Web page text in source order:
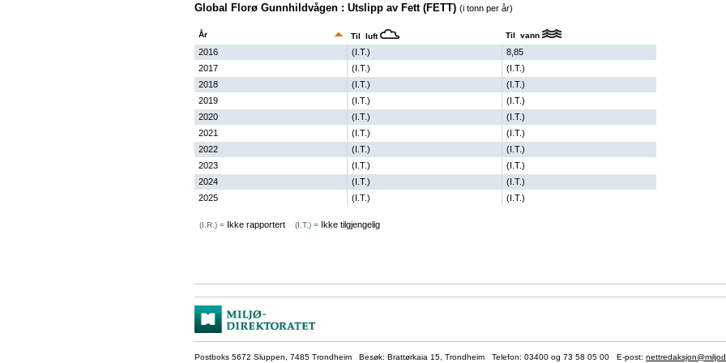
Global Florø Gunnhildvågen : Utslipp av Fett (FETT) (i tonn per år)
År Til luft Til vann
2016 (I.T.)
8,85
2017
(I.T.)
(I.T.)
2018
(I.T.)
(I.T.)
2019
(I.T.)
(I.T.)
2020
(I.T.)
(I.T.)
2021
(I.T.)
(I.T.)
2022
(I.T.)
(I.T.)
2023
(I.T.)
(I.T.)
2024
(I.T.)
(I.T.)
2025
(I.T.) (I.T.)
(I.R.) = Ikke rapportert (I.T.) = Ikke tilgjengelig
Postboks 5672 Sluppen, 7485 Trondheim Besøk: Brattørkaia 15, Trondheim Telefon: 03400 og 73 58 05 00 E-post: